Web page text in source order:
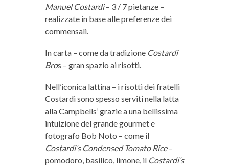
Manuel Costardi– 3 / 7 pietanze –
realizzate in base alle preferenze dei
commensali.
In carta – come da tradizione Costardi
Bros – gran spazio ai risotti.
Nell’iconica lattina – i risotti dei fratelli
Costardi sono spesso serviti nella latta
alla Campbells’ grazie a una bellissima
intuizione del grande gourmet e
fotografo Bob Noto – come il
Costardi’s Condensed Tomato Rice–
pomodoro, basilico, limone, il Costardi’s